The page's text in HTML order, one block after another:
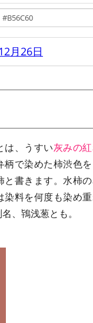
12月26日
は、うすい灰みの
柄で染めた柿渋色
と書きます。水柿
染料を何度も染め
、鴇浅葱とも。